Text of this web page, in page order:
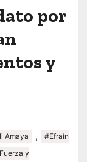
por
y
Amaya ,
#Efraín
y